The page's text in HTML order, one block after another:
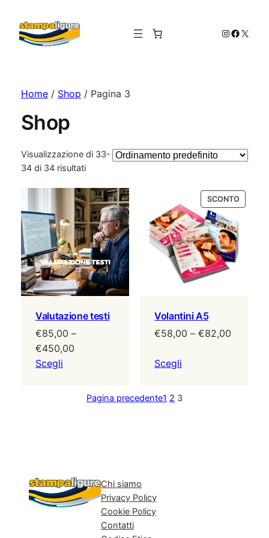
Instagram
X
Home/ Shop / Pagina 3
Shop
Visualizzazione di 33-
34 di 34 risultati
Valutazione testi
€85,00 –
€450,00Fascia
Scegli
SCONTO
IN
Volantini A5
€58,00 – €82,00
Scegli
Pagina precedente1 2 3
Chi siamo
Privacy Policy
Cookie Policy
Contatti